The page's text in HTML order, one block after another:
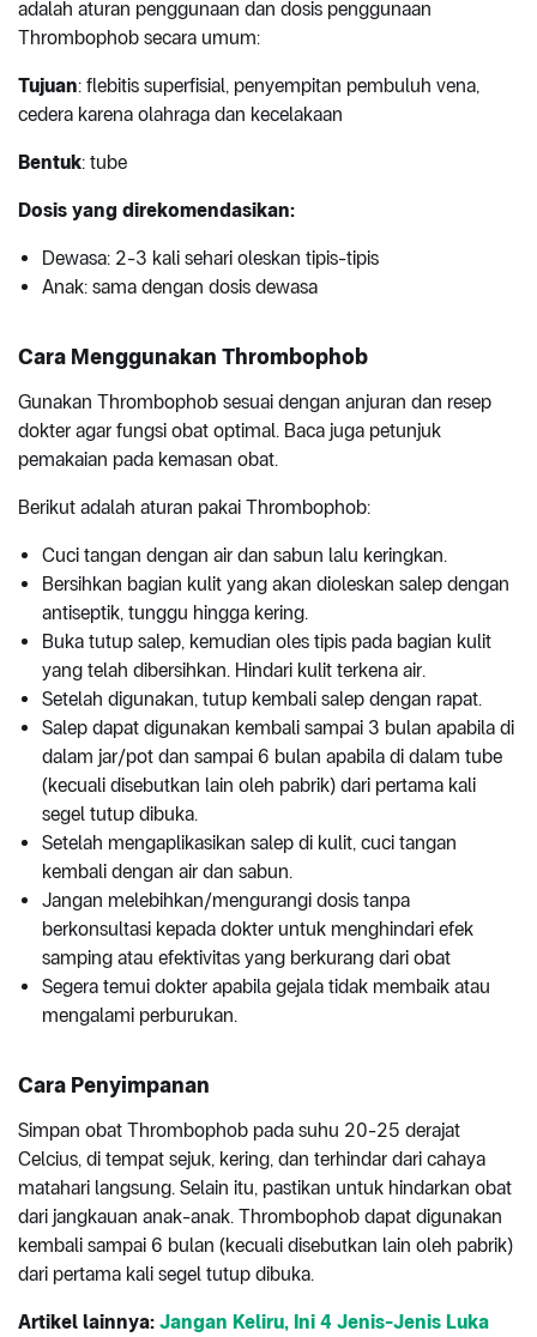
adalah aturan penggunaan dan dosis penggunaan
Thrombophob secara umum:
Tujuan: flebitis superfisial, penyempitan pembuluh vena,
cedera karena olahraga dan kecelakaan
Bentuk: tube
Dosis yang direkomendasikan:
Dewasa: 2-3 kali sehari oleskan tipis-tipis
Anak: sama dengan dosis dewasa
Cara Menggunakan Thrombophob
Gunakan Thrombophob sesuai dengan anjuran dan resep
dokter agar fungsi obat optimal. Baca juga petunjuk
pemakaian pada kemasan obat.
Berikut adalah aturan pakai Thrombophob:
Cuci tangan dengan air dan sabun lalu keringkan.
Bersihkan bagian kulit yang akan dioleskan salep dengan
antiseptik, tunggu hingga kering.
Buka tutup salep, kemudian oles tipis pada bagian kulit
yang telah dibersihkan. Hindari kulit terkena air.
Setelah digunakan, tutup kembali salep dengan rapat.
Salep dapat digunakan kembali sampai 3 bulan apabila di
dalam jar/pot dan sampai 6 bulan apabila di dalam tube
(kecuali disebutkan lain oleh pabrik) dari pertama kali
segel tutup dibuka.
Setelah mengaplikasikan salep di kulit, cuci tangan
kembali dengan air dan sabun.
Jangan melebihkan/mengurangi dosis tanpa
berkonsultasi kepada dokter untuk menghindari efek
samping atau efektivitas yang berkurang dari obat
Segera temui dokter apabila gejala tidak membaik atau
mengalami perburukan.
Cara Penyimpanan
Simpan obat Thrombophob pada suhu 20-25 derajat
Celcius, di tempat sejuk, kering, dan terhindar dari cahaya
matahari langsung. Selain itu, pastikan untuk hindarkan obat
dari jangkauan anak-anak. Thrombophob dapat digunakan
kembali sampai 6 bulan (kecuali disebutkan lain oleh pabrik)
dari pertama kali segel tutup dibuka.
Artikel lainnya: Jangan Keliru, Ini 4 Jenis-Jenis Luka